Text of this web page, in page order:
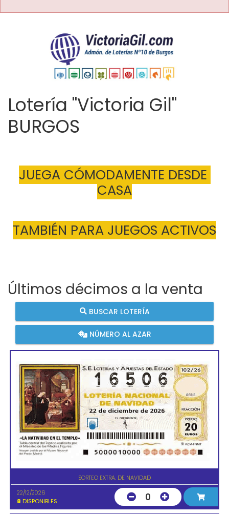
Lotería "Victoria Gil"
BURGOS
JUEGA CÓMODAMENTE DESDE
CASA
TAMBIÉN PARA JUEGOS ACTIVOS
Últimos décimos a la venta
BUSCAR LOTERÍA
NÚMERO AL AZAR
SORTEO EXTRA. DE NAVIDAD
22/12/2026
8 DISPONIBLES 0